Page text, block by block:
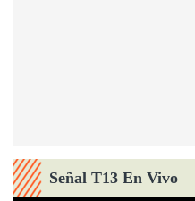
Señal T13 En Vivo